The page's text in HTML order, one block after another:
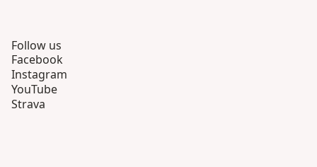
Follow us
Facebook
Instagram
YouTube
Strava